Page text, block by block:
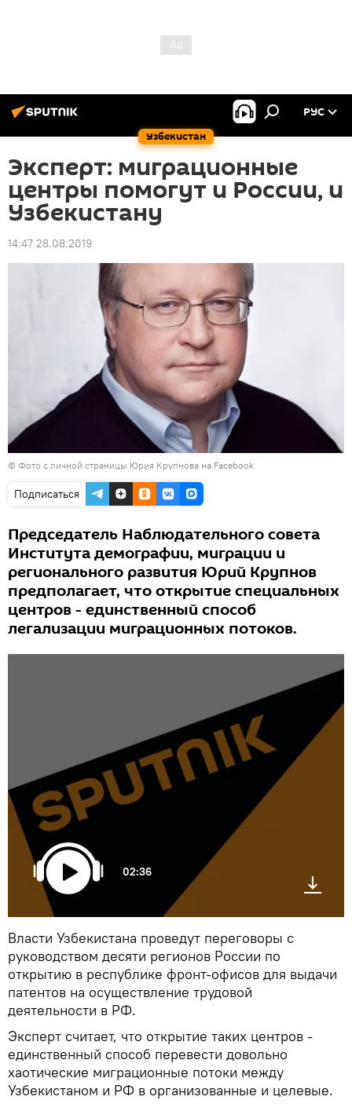
Узбекистан
РУС
Эксперт: миграционные
центры помогут и России, и
Узбекистану
14:47 28.08.2019
© Фото с личной страницы Юрия Крупнова на Facebook
Подписаться
Председатель Наблюдательного совета
Института демографии, миграции и
регионального развития Юрий Крупнов
предполагает, что открытие специальных
центров - единственный способ
легализации миграционных потоков.
02:36
Власти Узбекистана проведут переговоры с
руководством десяти регионов России по
открытию в республике фронт-офисов для выдачи
патентов на осуществление трудовой
деятельности в РФ.
Эксперт считает, что открытие таких центров -
единственный способ перевести довольно
хаотические миграционные потоки между
Узбекистаном и РФ в организованные и целевые.